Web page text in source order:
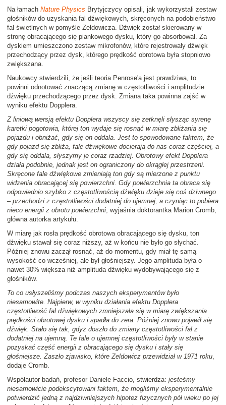
Na łamach Nature Physics Brytyjczycy opisali, jak wykorzystali zestaw
głośników do uzyskania fal dźwiękowych, skręconych na podobieństwo
fal świetlnych w pomyśle Zeldowicza. Dźwięk został skierowany w
stronę obracającego się piankowego dysku, który go absorbował. Za
dyskiem umieszczono zestaw mikrofonów, które rejestrowały dźwięk
przechodzący przez dysk, którego prędkość obrotowa była stopniowo
zwiększana.
Naukowcy stwierdzili, że jeśli teoria Penrose'a jest prawdziwa, to
powinni odnotować znaczącą zmianę w częstotliwości i amplitudzie
dźwięku przechodzącego przez dysk. Zmiana taka powinna zajść w
wyniku efektu Dopplera.
Z liniową wersją efektu Dopplera wszyscy się zetknęli słysząc syrenę
karetki pogotowia, której ton wydaje się rosnąć w miarę zbliżania się
pojazdu i obniżać, gdy się on oddala. Jest to spowodowane faktem, że
gdy pojazd się zbliża, fale dźwiękowe docierają do nas coraz częściej, a
gdy się oddala, słyszymy je coraz rzadziej. Obrotowy efekt Dopplera
działa podobnie, jednak jest on ograniczony do okrągłej przestrzeni.
Skręcone fale dźwiękowe zmieniają ton gdy są mierzone z punktu
widzenia obracającej się powierzchni. Gdy powierzchnia ta obraca się
odpowiednio szybko z częstotliwością dźwięku dzieje się coś dziwnego
– przechodzi z częstotliwości dodatniej do ujemnej, a czyniąc to pobiera
nieco energii z obrotu powierzchni, wyjaśnia doktorantka Marion Cromb,
główna autorka artykułu.
W miarę jak rosła prędkość obrotowa obracającego się dysku, ton
dźwięku stawał się coraz niższy, aż w końcu nie było go słychać.
Później znowu zaczął rosnąć, aż do momentu, gdy miał tę samą
wysokość co wcześniej, ale był głośniejszy. Jego amplituda była o
nawet 30% większa niż amplituda dźwięku wydobywającego się z
głośników.
To co usłyszeliśmy podczas naszych eksperymentów było
niesamowite. Najpierw, w wyniku działania efektu Dopplera
częstotliwość fal dźwiękowych zmniejszała się w miarę zwiększania
prędkości obrotowej dysku i spadła do zera. Później znowu pojawił się
dźwięk. Stało się tak, gdyż doszło do zmiany częstotliwości fal z
dodatniej na ujemną. Te fale o ujemnej częstotliwości były w stanie
pozyskać część energii z obracającego się dysku i stały się
głośniejsze. Zaszło zjawisko, które Zeldowicz przewidział w 1971 roku,
dodaje Cromb.
Współautor badań, profesor Daniele Faccio, stwierdza: jesteśmy
niesamowicie podekscytowani faktem, że mogliśmy eksperymentalnie
potwierdzić jedną z najdziwniejszych hipotez fizycznych pół wieku po jej